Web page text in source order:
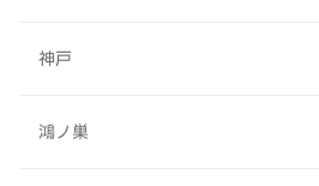
神戸
鴻ノ巣